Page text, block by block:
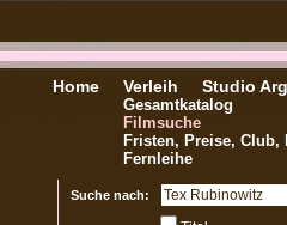
Home Verleih
Gesamtkatalog
Filmsuche
Fristen, Preise, Club,
Fernleihe
Studio
Suche nach: